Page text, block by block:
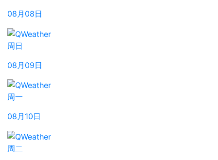
08月08日
周日
08月09日
周一
08月10日
周二